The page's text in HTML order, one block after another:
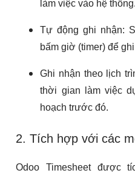
làm việc vào hệ thống.
Tự động ghi nhận:
bấm giờ (timer) để
Ghi nhận theo lịch
thời gian làm việc
hoạch trước đó.
2. Tích hợp với các
Odoo Timesheet được